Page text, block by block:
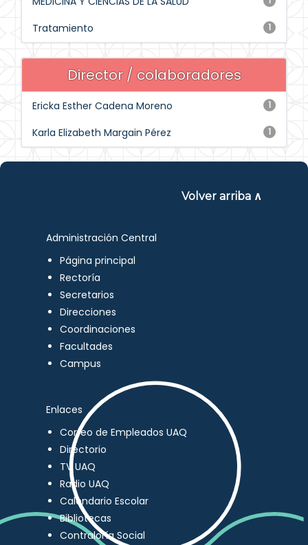
1
Tratamiento
Director / colaboradores
1
Ericka Esther Cadena Moreno
1
Karla Elizabeth Margain Pérez
Volver arriba ∧
Administración Central
Página principal
Rectoría
Secretarios
Direcciones
Coordinaciones
Facultades
Campus
Enlaces
Correo de Empleados UAQ
Directorio
TV UAQ
Radio UAQ
Calendario Escolar
Bibliotecas
Contraloría Social